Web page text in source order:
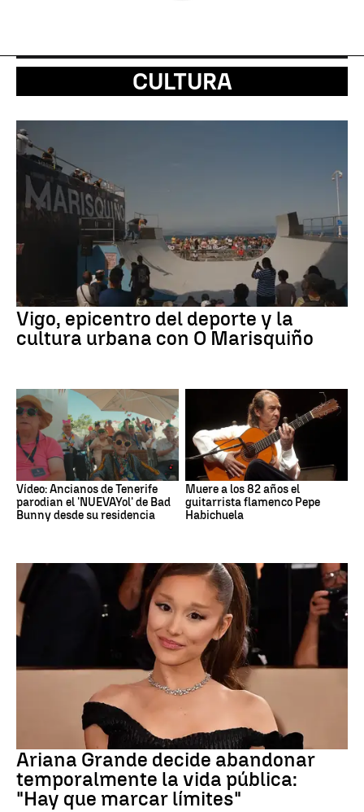
CULTURA
Vigo, epicentro del deporte y la
cultura urbana con O Marisquiño
Vídeo: Ancianos de Tenerife
parodian el 'NUEVAYol' de Bad
Bunny desde su residencia
Muere a los 82 años el
guitarrista flamenco Pepe
Habichuela
Ariana Grande decide abandonar
temporalmente la vida pública:
"Hay que marcar límites"